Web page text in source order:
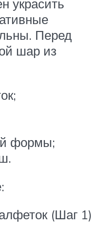
украсить
Перед
шар из
формы;
(Шаг 1)